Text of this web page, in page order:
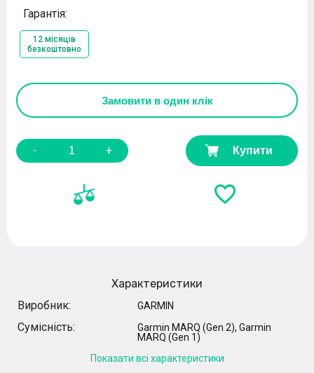
Гарантія:
12 місяців
безкоштовно
Замовити в один клік
- + Купити
Характеристики
Виробник:
GARMIN
Сумісність:
Garmin MARQ (Gen 2), Garmin
MARQ (Gen 1)
Показати всі характеристики